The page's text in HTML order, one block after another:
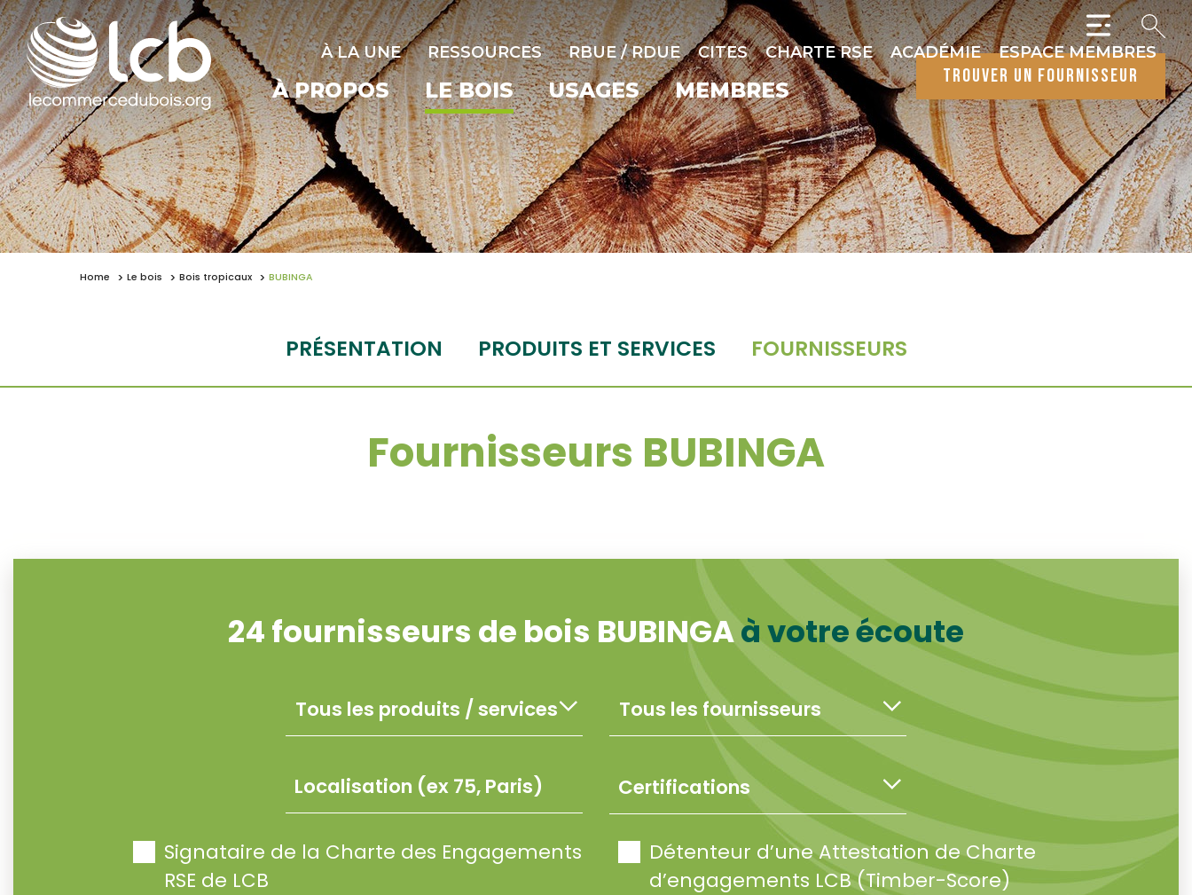
À LA UNE RESSOURCES RBUE / RDUE CITES CHARTE RSE ACADÉMIE ESPACE MEMBRES
À PROPOS LE BOIS USAGES MEMBRES
trouver un fournisseur
Home Le bois Bois tropicaux BUBINGA
PRÉSENTATION PRODUITS ET SERVICES FOURNISSEURS
Fournisseurs BUBINGA
24fournisseurs de bois BUBINGAà votre écoute
Certifications
Signataire de la Charte des Engagements
RSE de LCB
Détenteur d’une Attestation de Charte
d’engagements LCB (Timber-Score)